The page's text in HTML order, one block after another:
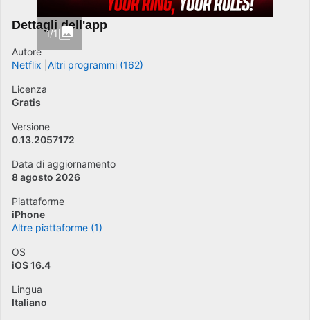
1/1
Dettagli dell'app
Autore
Netflix Altri programmi (162)
Licenza
Gratis
Versione
0.13.2057172
Data di aggiornamento
8 agosto 2026
Piattaforme
iPhone
Altre piattaforme (1)
OS
iOS 16.4
Lingua
Italiano